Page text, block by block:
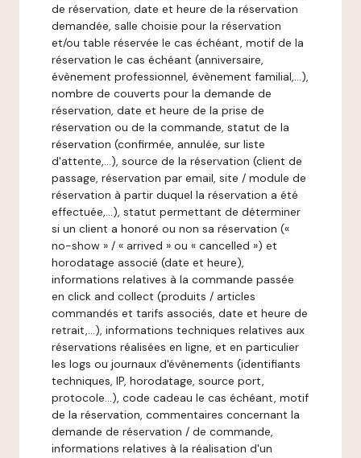
de réservation, date et heure de la réservation
demandée, salle choisie pour la réservation
et/ou table réservée le cas échéant, motif de la
réservation le cas échéant (anniversaire,
évènement professionnel, évènement familial,…),
nombre de couverts pour la demande de
réservation, date et heure de la prise de
réservation ou de la commande, statut de la
réservation (confirmée, annulée, sur liste
d'attente,…), source de la réservation (client de
passage, réservation par email, site / module de
réservation à partir duquel la réservation a été
effectuée,…), statut permettant de déterminer
si un client a honoré ou non sa réservation («
no-show » / « arrived » ou « cancelled ») et
horodatage associé (date et heure),
informations relatives à la commande passée
en click and collect (produits / articles
commandés et tarifs associés, date et heure de
retrait,…), informations techniques relatives aux
réservations réalisées en ligne, et en particulier
les logs ou journaux d'évènements (identifiants
techniques, IP, horodatage, source port,
protocole…), code cadeau le cas échéant, motif
de la réservation, commentaires concernant la
demande de réservation / de commande,
informations relatives à la réalisation d'un